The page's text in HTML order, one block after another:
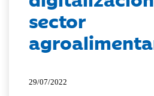
sector
29/07/2022